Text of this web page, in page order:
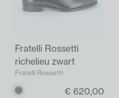
Fratelli Rossetti
richelieu zwart
Fratelli Rossetti
Zwart € 620,00